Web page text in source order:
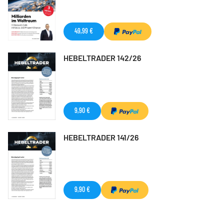
49,99 €
HEBELTRADER 142/26
9,90 €
HEBELTRADER 141/26
9,90 €